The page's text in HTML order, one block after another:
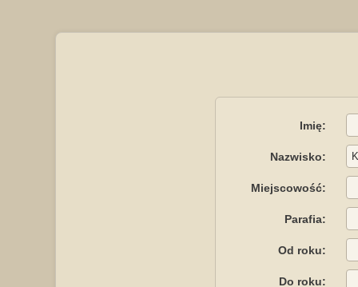
Imię:
Nazwisko:
Miejscowość:
Parafia:
Od roku:
Do roku: